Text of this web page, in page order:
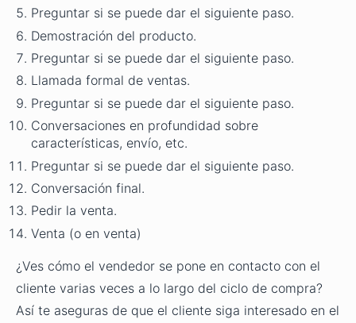
Preguntar si se puede dar el siguiente paso.
Demostración del producto.
Preguntar si se puede dar el siguiente paso.
Llamada formal de ventas.
Preguntar si se puede dar el siguiente paso.
Conversaciones en profundidad sobre
características, envío, etc.
Preguntar si se puede dar el siguiente paso.
Conversación final.
Pedir la venta.
Venta (o en venta)
¿Ves cómo el vendedor se pone en contacto con el
cliente varias veces a lo largo del ciclo de compra?
Así te aseguras de que el cliente siga interesado en el